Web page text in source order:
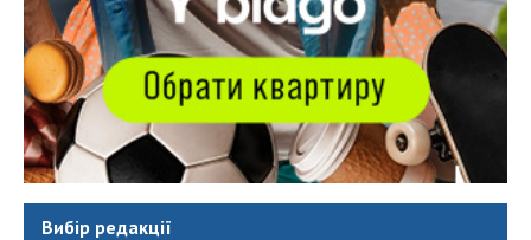
Вибір редакції